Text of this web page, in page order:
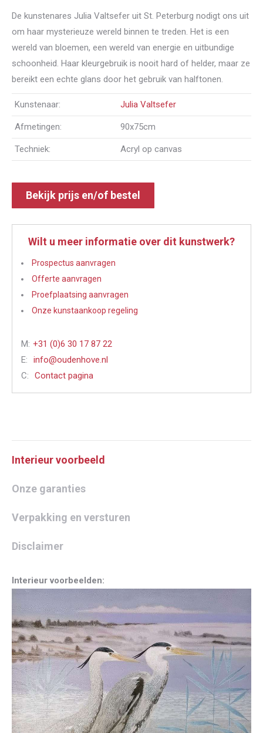
De kunstenares Julia Valtsefer uit St. Peterburg nodigt ons uit
om haar mysterieuze wereld binnen te treden. Het is een
wereld van bloemen, een wereld van energie en uitbundige
schoonheid. Haar kleurgebruik is nooit hard of helder, maar ze
bereikt een echte glans door het gebruik van halftonen.
Kunstenaar: Julia Valtsefer
Afmetingen: 90x75cm
Techniek: Acryl op canvas
Bekijk prijs en/of bestel
Wilt u meer informatie over dit kunstwerk?
Prospectus aanvragen
Offerte aanvragen
Proefplaatsing aanvragen
Onze kunstaankoop regeling
M: +31 (0)6 30 17 87 22
E:
info@oudenhove.nl
C:
Contact pagina
Interieur voorbeeld
Onze garanties
Verpakking en versturen
Disclaimer
Interieur voorbeelden: